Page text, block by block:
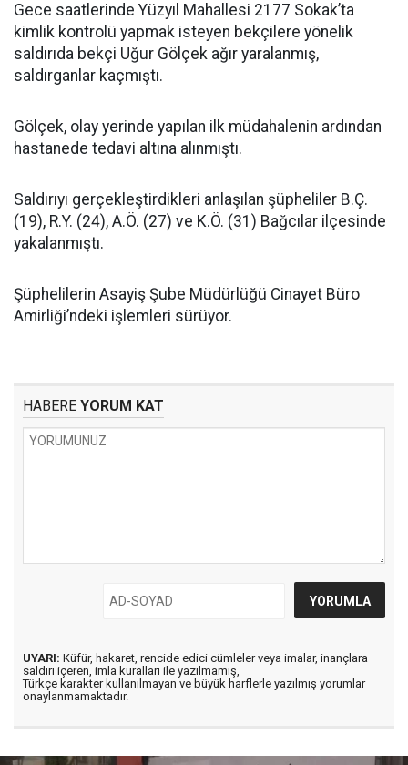
Gece saatlerinde Yüzyıl Mahallesi 2177 Sokak’ta
kimlik kontrolü yapmak isteyen bekçilere yönelik
saldırıda bekçi Uğur Gölçek ağır yaralanmış,
saldırganlar kaçmıştı.
Gölçek, olay yerinde yapılan ilk müdahalenin ardından
hastanede tedavi altına alınmıştı.
Saldırıyı gerçekleştirdikleri anlaşılan şüpheliler B.Ç.
(19), R.Y. (24), A.Ö. (27) ve K.Ö. (31) Bağcılar ilçesinde
yakalanmıştı.
Şüphelilerin Asayiş Şube Müdürlüğü Cinayet Büro
Amirliği’ndeki işlemleri sürüyor.
HABERE YORUM KAT
UYARI: Küfür, hakaret, rencide edici cümleler veya imalar, inançlara
saldırı içeren, imla kuralları ile yazılmamış,
Türkçe karakter kullanılmayan ve büyük harflerle yazılmış yorumlar
onaylanmamaktadır.